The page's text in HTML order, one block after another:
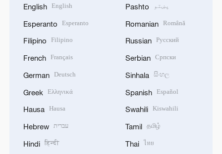
English English
Esperanto Esperanto
Filipino Filipino
French Français
German Deutsch
Greek Ελληνικά
Hausa Hausa
Hebrew עברית
Hindi हिन्दी
Pashto پښتو
Romanian Română
Russian Русский
Serbian Српски
Sinhala සිංහල
Spanish Español
Swahili Kiswahili
Tamil தமிழ்
Thai ไทย